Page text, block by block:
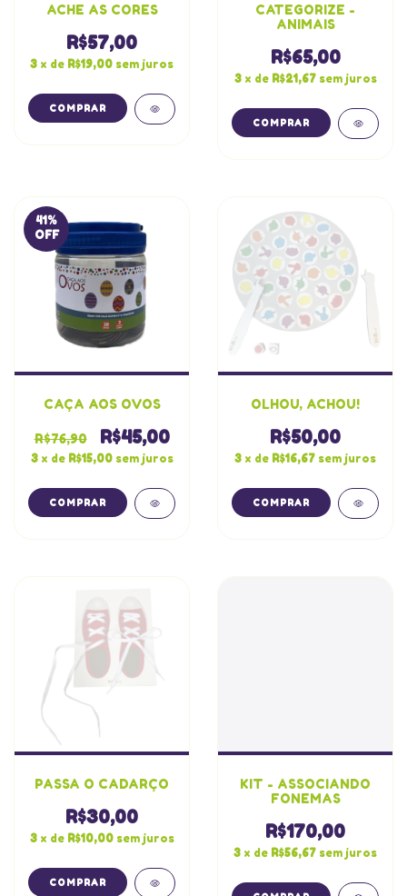
ACHE AS CORES
R$57,00
3 x de R$19,00 sem juros
CATEGORIZE -
ANIMAIS
R$65,00
3 x de R$21,67 sem juros
41%
OFF
CAÇA AOS OVOS
R$76,90 R$45,00
3 x de R$15,00 sem juros
OLHOU, ACHOU!
R$50,00
3 x de R$16,67 sem juros
PASSA O CADARÇO
R$30,00
3 x de R$10,00 sem juros
KIT - ASSOCIANDO
FONEMAS
R$170,00
3 x de R$56,67 sem juros